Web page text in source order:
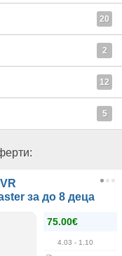
20
2
12
5
за до 8 деца
75.00€
4.03 - 1.10